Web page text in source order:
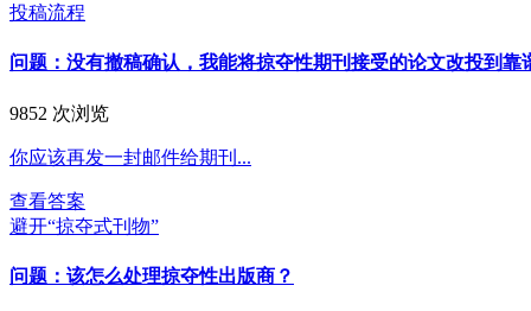
投稿流程
问题： 没有撤稿确认，我能将掠夺性期刊接受的论文改投到靠
9852 次浏览
你应该再发一封邮件给期刊...
查看答案
避开“掠夺式刊物”
问题： 该怎么处理掠夺性出版商？